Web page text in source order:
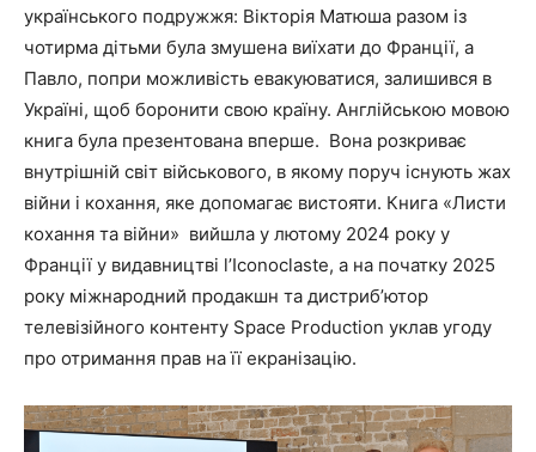
українського подружжя: Вікторія Матюша разом із
чотирма дітьми була змушена виїхати до Франції, а
Павло, попри можливість евакуюватися, залишився в
Україні, щоб боронити свою країну. Англійською мовою
книга була презентована вперше. Вона розкриває
внутрішній світ військового, в якому поруч існують жах
війни і кохання, яке допомагає вистояти. Книга «Листи
кохання та війни» вийшла у лютому 2024 року у
Франції у видавництві l’Iconoclaste, а на початку 2025
року міжнародний продакшн та дистриб’ютор
телевізійного контенту Space Production уклав угоду
про отримання прав на її екранізацію.